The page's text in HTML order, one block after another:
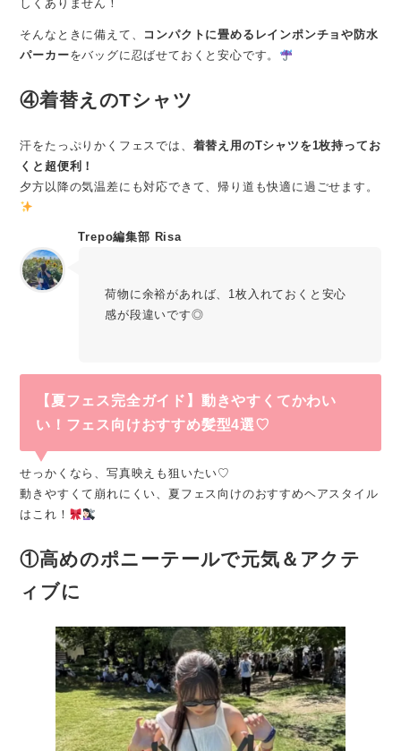
しくありません！
そんなときに備えて、
コンパクトに畳めるレインポンチョや防水
パーカーをバッグに忍ばせておくと安心です。
④着替えのTシャツ
汗をたっぷりかくフェスでは、 着替え用のTシャツを1枚持ってお
くと超便利！
夕方以降の気温差にも対応できて、帰り道も快適に過ごせます。
Trepo編集部 Risa
荷物に余裕があれば、1枚入れておくと安心
感が段違いです◎
【夏フェス完全ガイド】動きやすくてかわい
い！フェス向けおすすめ髪型4選♡
せっかくなら、写真映えも狙いたい♡
動きやすくて崩れにくい、夏フェス向けのおすすめヘアスタイル
はこれ！
①高めのポニーテールで元気＆アクテ
ィブに